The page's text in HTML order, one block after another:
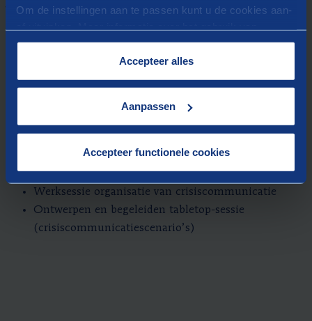
Om de instellingen aan te passen kunt u de cookies aan-
cookies op onze website treft u in onze
Accepteer alles
Aanpassen
Accepteer functionele cookies
WAT WE BIEDEN
Onze dienstverlening
Basisopleiding crisiscommunicatie (op maat)
Basistraining, gevorderde training, roltraining
Crisis(communicatie)oefening
Adviseren over rol, taak en verantwoordelijkheden in
crisiscommunicatie
Evaluatie crisiscommunicatie-inzet
Werksessie organisatie van crisiscommunicatie
Ontwerpen en begeleiden tabletop-sessie
(crisiscommunicatiescenario’s)